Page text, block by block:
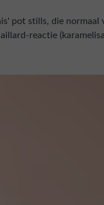
pot stills, die
reactie